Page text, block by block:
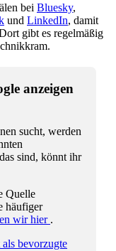
bei Bluesky,
und LinkedIn, damit
gibt es regelmäßig
anzeigen
sucht, werden
sind, könnt ihr
Quelle
häufiger
wir hier .
bevorzugte